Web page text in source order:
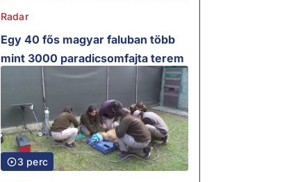
Radar
Egy 40 fős magyar faluban több
mint 3000 paradicsomfajta terem
3 perc